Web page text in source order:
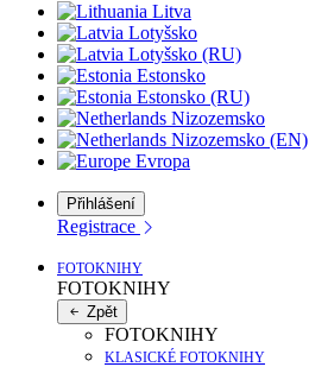
Litva
Lotyšsko
Lotyšsko (RU)
Estonsko
Estonsko (RU)
Nizozemsko
Nizozemsko (EN)
Evropa
Přihlášení
Registrace
FOTOKNIHY
FOTOKNIHY
Zpět
FOTOKNIHY
KLASICKÉ FOTOKNIHY